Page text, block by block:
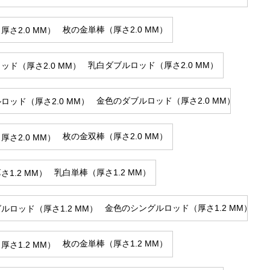
枚の金単棒（厚さ2.0 MM）
乳白ダブルロッド（厚さ2.0 MM）
金色のダブルロッド（厚さ2.0 MM）
枚の金双棒（厚さ2.0 MM）
乳白単棒（厚さ1.2 MM）
金色のシングルロッド（厚さ1.2 MM）
枚の金単棒（厚さ1.2 MM）